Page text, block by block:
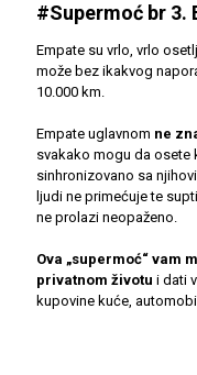
#Supermoć br 3.
Empate su vrlo, vrlo
može bez ikakvog
10.000 km.
Empate uglavnom ne
svakako mogu da osete
sinhronizovano sa
ljudi ne primećuje te
ne prolazi neopaženo.
Ova „supermoć“ vam
privatnom životu i dati
kupovine kuće,